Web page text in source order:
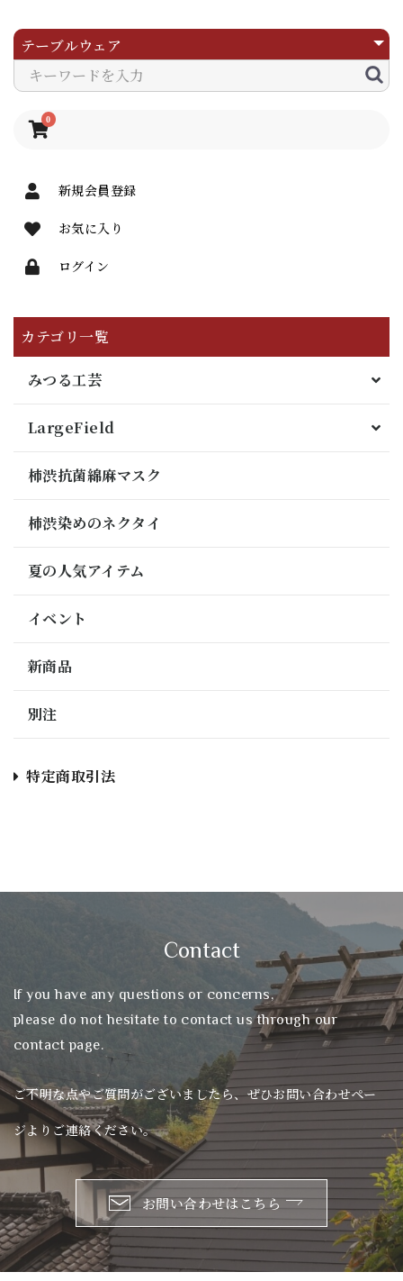
0
新規会員登録
お気に入り
ログイン
カテゴリ一覧
みつる工芸
LargeField
柿渋抗菌綿麻マスク
柿渋染めのネクタイ
夏の人気アイテム
イベント
新商品
別注
特定商取引法
Contact
If you have any questions or concerns,
please do not hesitate to contact us through our
contact page.
ご不明な点やご質問がございましたら、ぜひお問い合わせペー
ジよりご連絡ください。
お問い合わせはこちら